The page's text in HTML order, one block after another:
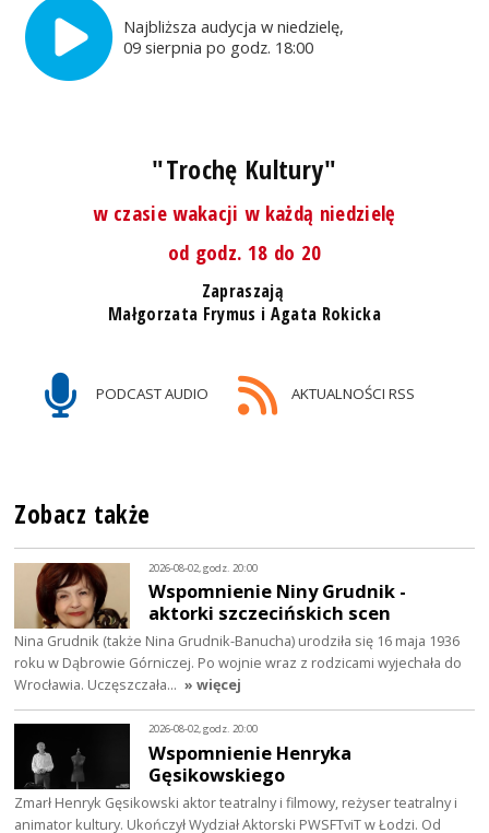
Najbliższa audycja w niedzielę,
09 sierpnia po godz. 18:00
"Trochę Kultury"
w czasie wakacji w każdą niedzielę
od godz. 18 do 20
Zapraszają
Małgorzata Frymus i Agata Rokicka
PODCAST AUDIO AKTUALNOŚCI RSS
Zobacz także
2026-08-02, godz. 20:00
Wspomnienie Niny Grudnik -
aktorki szczecińskich scen
Nina Grudnik (także Nina Grudnik-Banucha) urodziła się 16 maja 1936
roku w Dąbrowie Górniczej. Po wojnie wraz z rodzicami wyjechała do
Wrocławia. Uczęszczała… » więcej
2026-08-02, godz. 20:00
Wspomnienie Henryka
Gęsikowskiego
Zmarł Henryk Gęsikowski aktor teatralny i filmowy, reżyser teatralny i
animator kultury. Ukończył Wydział Aktorski PWSFTviT w Łodzi. Od